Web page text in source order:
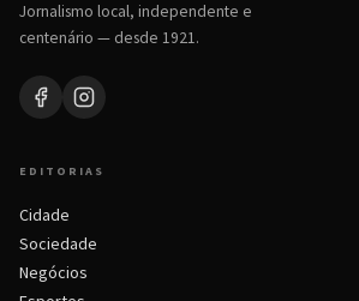
Jornalismo local, independente e
centenário — desde 1921.
EDITORIAS
Cidade
Sociedade
Negócios